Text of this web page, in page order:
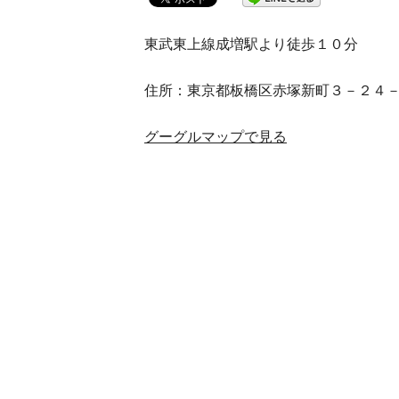
東武東上線成増駅より徒歩１０分
住所：東京都板橋区赤塚新町３－２４
グーグルマップで見る